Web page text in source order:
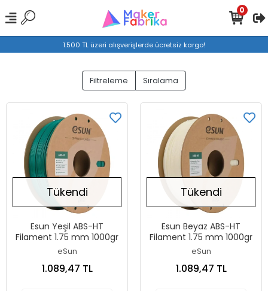
1.500 TL üzeri alışverişlerde ücretsiz kargo!
0
Filtreleme Sıralama
Tükendi
Esun Yeşil ABS-HT
Filament 1.75 mm 1000gr
eSun
1.089,47 TL
Tükendi
Esun Beyaz ABS-HT
Filament 1.75 mm 1000gr
eSun
1.089,47 TL